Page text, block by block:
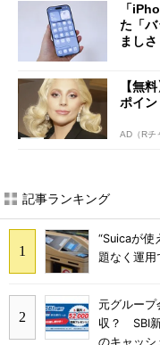
「
た「
ましさ
【無
ポイン
AD（Rチ
記事ランキング
“Suicaが
題なく運用
元グルー
収？ SBI
のキャッシ